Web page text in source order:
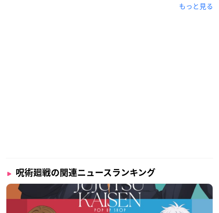
もっと見る
呪術廻戦の関連ニュースランキング